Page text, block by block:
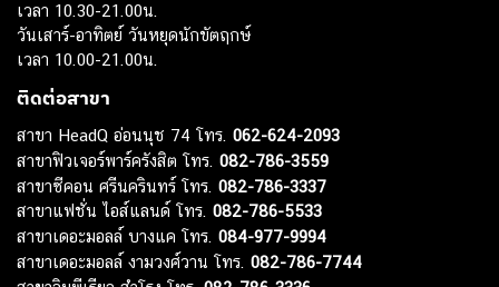
เวลา 10.30-21.00น.
วันเสาร์-อาทิตย์ วันหยุดนักขัตฤกษ์
เวลา 10.00-21.00น.
ติดต่อสาขา
สาขา HeadQ อ่อนนุช 74 โทร. 062-624-2093
สาขาฟิวเจอร์พาร์ครังสิต โทร. 082-786-3559
สาขาซีคอน ศรีนครินทร์ โทร. 082-786-3337
สาขาแฟชั่น ไอส์แลนด์ โทร. 082-786-5533
สาขาเดอะมอลล์ บางแค โทร. 084-977-9994
สาขาเดอะมอลล์ งามวงศ์วาน โทร. 082-786-7744